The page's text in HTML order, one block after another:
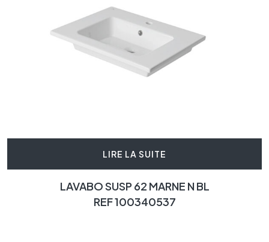
LIRE LA SUITE
LAVABO SUSP 62 MARNE N BL
REF 100340537